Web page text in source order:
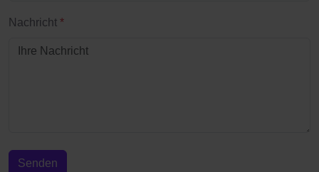
Nachricht *
Senden